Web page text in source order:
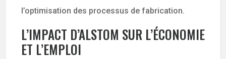
l’optimisation des processus de fabrication.
L’IMPACT D’ALSTOM SUR L’ÉCONOMIE
ET L’EMPLOI